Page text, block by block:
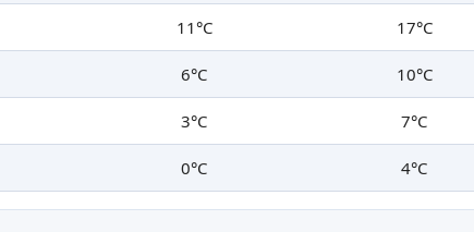
11°C 17°C
6°C 10°C
3°C 7°C
0°C 4°C